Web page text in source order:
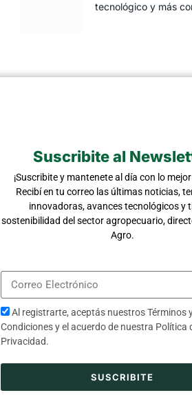
tecnológico y más
Suscribite al
¡Suscribite y mantenete al día con lo
Recibí en tu correo las últimas noticias,
innovadoras, avances tecnológicos y
sostenibilidad del sector agropecuario,
Agro.
Al registrarte, aceptás nuestrosTérminos
Condicionesy el acuerdo de nuestra Política
Privacidad.
SUSCRIBITE